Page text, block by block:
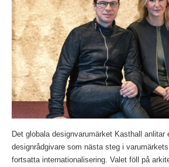
Det globala designvarumärket Kasthall anlitar
designrådgivare som nästa steg i
fortsatta internationalisering. Valet föll på